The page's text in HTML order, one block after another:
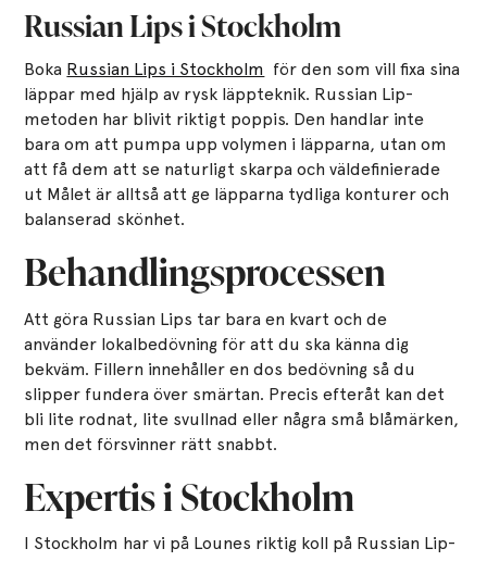
Russian Lips i Stockholm
Boka Russian Lips i Stockholm för den som vill fixa sina
läppar med hjälp av rysk läppteknik. Russian Lip-
metoden har blivit riktigt poppis. Den handlar inte
bara om att pumpa upp volymen i läpparna, utan om
att få dem att se naturligt skarpa och väldefinierade
ut Målet är alltså att ge läpparna tydliga konturer och
balanserad skönhet.
Behandlingsprocessen
Att göra Russian Lips tar bara en kvart och de
använder lokalbedövning för att du ska känna dig
bekväm. Fillern innehåller en dos bedövning så du
slipper fundera över smärtan. Precis efteråt kan det
bli lite rodnat, lite svullnad eller några små blåmärken,
men det försvinner rätt snabbt.
Expertis i Stockholm
I Stockholm har vi på Lounes riktig koll på Russian Lip-